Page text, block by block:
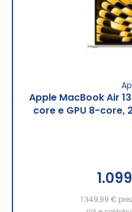
Apple MacBook Air
core e GPU 8-core,
1.349,99 €